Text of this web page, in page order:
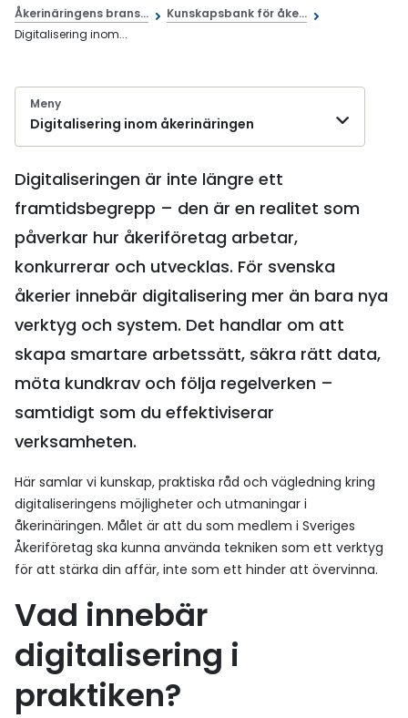
Åkerinäringens brans...
Kunskapsbank för åke...
Digitalisering inom...
Meny
Digitalisering inom åkerinäringen
Digitaliseringen är inte längre ett
framtidsbegrepp – den är en realitet som
påverkar hur åkeriföretag arbetar,
konkurrerar och utvecklas. För svenska
åkerier innebär digitalisering mer än bara nya
verktyg och system. Det handlar om att
skapa smartare arbetssätt, säkra rätt data,
möta kundkrav och följa regelverken –
samtidigt som du effektiviserar
verksamheten.
Här samlar vi kunskap, praktiska råd och vägledning kring
digitaliseringens möjligheter och utmaningar i
åkerinäringen. Målet är att du som medlem i Sveriges
Åkeriföretag ska kunna använda tekniken som ett verktyg
för att stärka din affär, inte som ett hinder att övervinna.
Vad innebär
digitalisering i
praktiken?